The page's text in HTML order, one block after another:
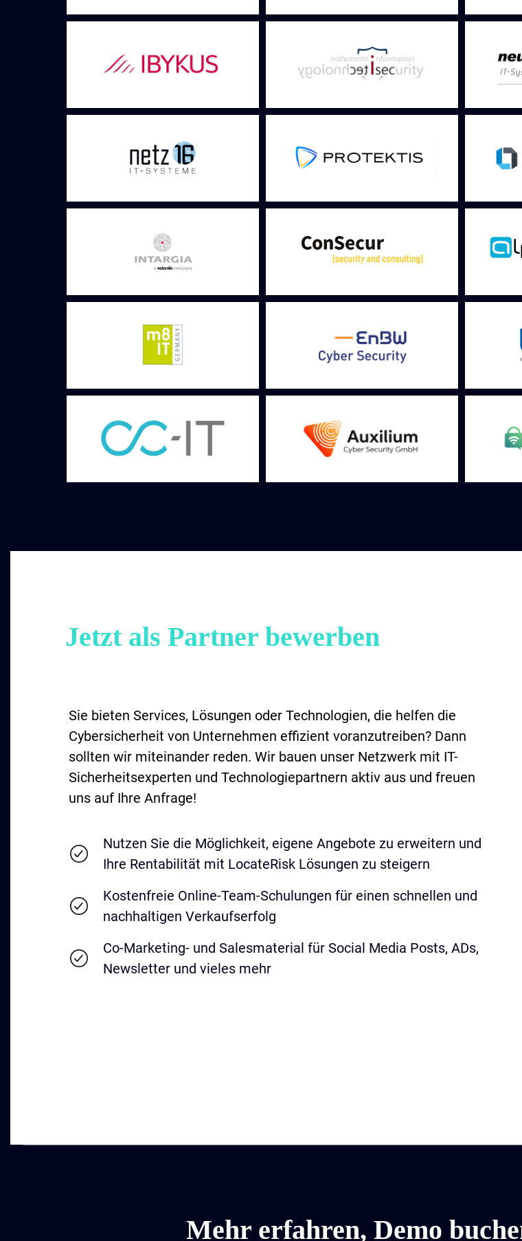
Jetzt als Partner bewerben
Sie bieten Services, Lösungen oder Technologien, die helfen die
Cybersicherheit von Unternehmen effizient voranzutreiben? Dann
sollten wir miteinander reden. Wir bauen unser Netzwerk mit IT-
Sicherheitsexperten und Technologiepartnern aktiv aus und freuen
uns auf Ihre Anfrage!
Nutzen Sie die Möglichkeit, eigene Angebote zu erweitern und
Ihre Rentabilität mit LocateRisk Lösungen zu steigern
Kostenfreie Online-Team-Schulungen für einen schnellen und
nachhaltigen Verkaufserfolg
Co-Marketing- und Salesmaterial für Social Media Posts, ADs,
Newsletter und vieles mehr
Mehr erfahren, Demo